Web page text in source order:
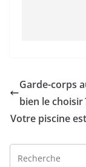
Garde-corps
bien le choisir
Votre piscine